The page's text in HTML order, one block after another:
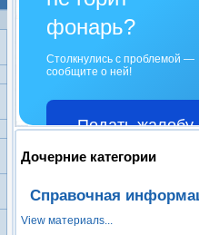
фонарь?
Столкнулись с проблемой —
сообщите о ней!
Подать жалобу
Дочерние категории
Спрaвочная
View материалs...